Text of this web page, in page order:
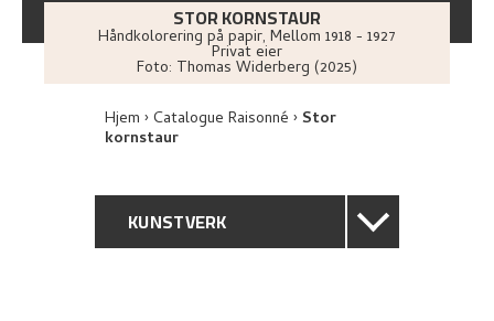
STOR KORNSTAUR
Håndkolorering på papir, Mellom 1918 - 1927
Privat eier
Foto: Thomas Widerberg (2025)
Hjem Catalogue Raisonné Stor
kornstaur
KUNSTVERK